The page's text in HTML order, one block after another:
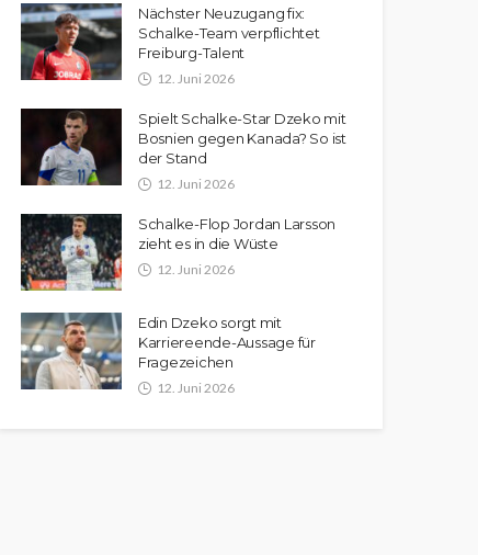
Nächster Neuzugang fix:
Schalke-Team verpflichtet
Freiburg-Talent
12. Juni 2026
Spielt Schalke-Star Dzeko mit
Bosnien gegen Kanada? So ist
der Stand
12. Juni 2026
Schalke-Flop Jordan Larsson
zieht es in die Wüste
12. Juni 2026
Edin Dzeko sorgt mit
Karriereende-Aussage für
Fragezeichen
12. Juni 2026